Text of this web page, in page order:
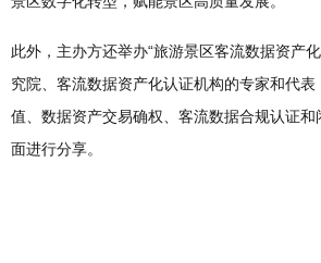
此外，主办方还举办“旅游景区客流数据资产
究院、客流数据资产化认证机构的专家和代表
值、数据资产交易确权、客流数据合规认证
面进行分享。